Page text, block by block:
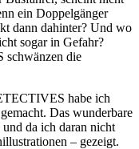
ein Doppelgänger
dann dahinter? Und wo
sogar in Gefahr?
die
habe ich
Das wunderbare
da ich daran nicht
– gezeigt.